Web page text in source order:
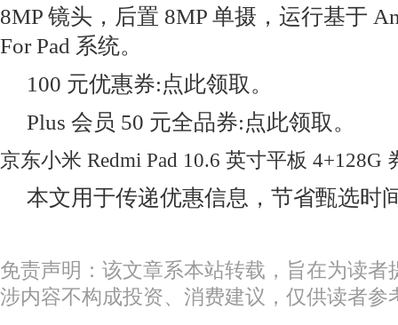
8MP 镜头，后置 8MP 单摄，运行基于
For Pad 系统。
100 元优惠券:点此领取。
Plus 会员 50 元全品券:点此领取。
京东小米 Redmi Pad 10.6 英寸平板 4+128G
本文用于传递优惠信息，节省甄选时
免责声明：该文章系本站转载，旨在为读者
涉内容不构成投资、消费建议，仅供读者参